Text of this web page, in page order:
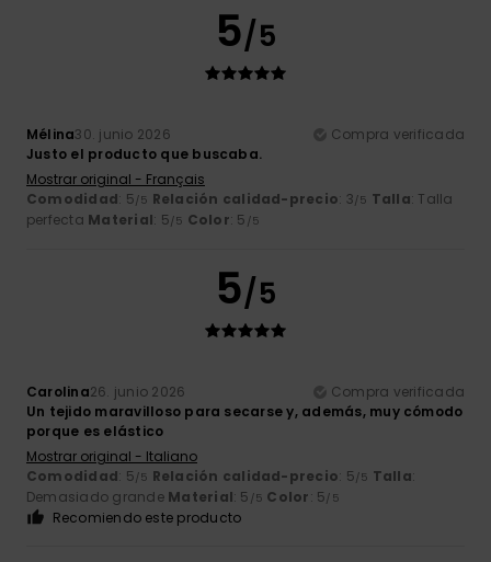
5/5
Mélina30. junio 2026
Compra verificada
Justo el producto que buscaba.
Mostrar original - Français
Comodidad: 5/5 Relación calidad-precio: 3/5 Talla: Talla
perfecta Material: 5/5 Color: 5 /5
5/5
Carolina26. junio 2026
Compra verificada
Un tejido maravilloso para secarse y, además, muy cómodo
porque es elástico
Mostrar original - Italiano
Comodidad: 5/5 Relación calidad-precio: 5/5 Talla:
Demasiado grande Material: 5 /5 Color: 5/5
Recomiendo este producto